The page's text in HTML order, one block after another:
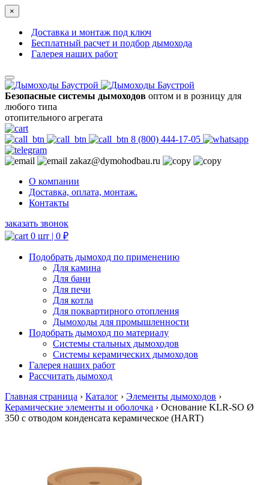
×
Доставка и монтаж под ключ
Бесплатный расчет и подбор дымохода
Галерея наших работ
Безопасные системы дымоходов оптом и в розницу для
любого типа
отопительного агрегата
8 (800) 444-17-05
zakaz@dymohodbau.ru
О компании
Доставка, оплата, монтаж.
Контакты
заказать звонок
0 шт | 0 ₽
Подобрать дымоход по применению
Для камина
Для бани
Для печи
Для котла
Для поквартирного отопления
Дымоходы для промышленности
Подобрать дымоход по материалу
Системы стальных дымоходов
Системы керамических дымоходов
Галерея наших работ
Рассчитать дымоход
Главная страница › Каталог › Элементы дымоходов ›
Керамические элементы и оболочка › Основание KLR-SO Ø
350 с отводом конденсата керамическое (HART)